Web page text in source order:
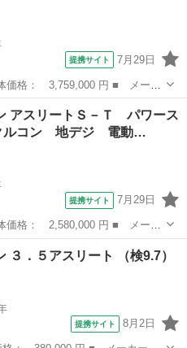
提携サイト 7月29日
ハイブリッド ■ グレード
保証書／純正 ８インチ ＳＤ
アスリートＳ－Ｔ パワース
ルコン 地デジ 電動…
提携サイト 7月29日
ン ■ グレード名： アスリー
コン 地デジ 電動シート Ｌ
３．５アスリート （検9.7）
提携サイト 8月2日